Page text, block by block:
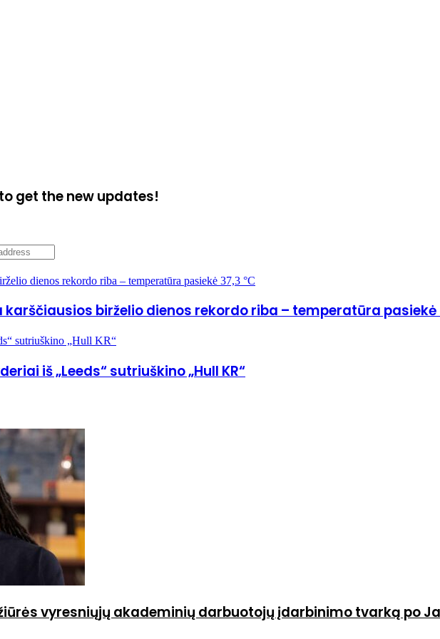
get the new updates!
dienos rekordo riba – temperatūra pasiekė 37,3 °C
birželio dienos rekordo riba – temperatūra pasiekė
sutriuškino „Hull KR“
iš „Leeds“ sutriuškino „Hull KR“
vyresniųjų akademinių darbuotojų įdarbinimo tvarką po